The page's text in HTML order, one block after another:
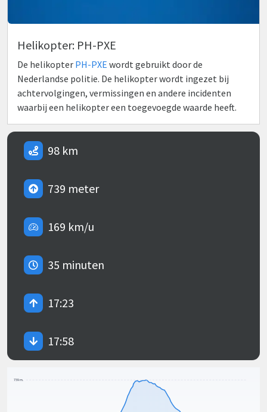
Helikopter: PH-PXE
De helikopter PH-PXE wordt gebruikt door de
Nederlandse politie. De helikopter wordt ingezet bij
achtervolgingen, vermissingen en andere incidenten
waarbij een helikopter een toegevoegde waarde heeft.
98 km
739 meter
169 km/u
35 minuten
17:23
17:58